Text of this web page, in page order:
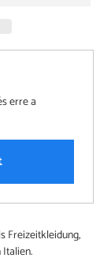
erre a
Freizeitkleidung,